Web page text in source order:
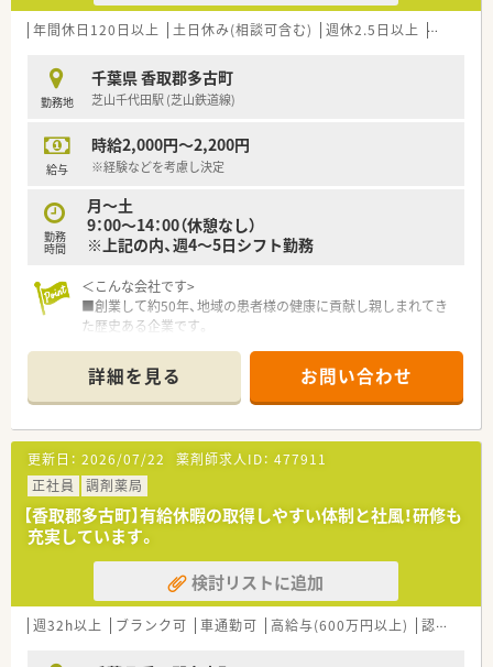
年間休日120日以上 土日休み(相談可含む) 週休2.5日以上 残業な
勤務地
千葉県 香取郡多古町
芝山千代田駅 (芝山鉄道線)
給与
時給2,000円～2,200円
※経験などを考慮し決定
勤務
時間
月～土
9：00～14：00（休憩なし）
※上記の内、週4～5日シフト勤務
＜こんな会社です>
■創業して約50年、地域の患者様の健康に貢献し親しまれてき
た歴史ある企業です。
展開している地域に根差した調剤薬局です。
転居を伴う異動は発生しません。
■クリニック門前や総合病院門前（無菌調剤室完備）等、薬局ごと
に色の違う処方内容を経験でき、薬剤師としてスキルアップして
いくことが可能です。
■社員の平均年齢は38歳、男女比2：3です。
■在宅医療にも力を入れており、在宅専任部隊もございます。ご
経験を生かしていきたい方、これから学びたい方必見！
■経験やキャリアごとに研修が分かれており、ほか自己学習のサ
ポートもしていただける環境です。eラーニング全額補助制度あ
り！
＜充実・安定した働きやすさ＞
■有休消化約90％！残業が月平均2時間程とほぼ無し！
■育児休暇の復帰率100％！
詳細を見る お問い合わせ
更新日： 2026/07/22 薬剤師求人ID： 477911
正社員
調剤薬局
【香取郡多古町】有給休暇の取得しやすい体制と社風！研修も
充実しています。
検討リストに追加
週32h以上 ブランク可 車通勤可 高給与(600万円以上) 認定薬剤師取得支援あり